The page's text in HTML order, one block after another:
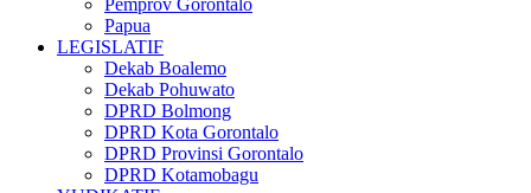
Papua
LEGISLATIF
Dekab Boalemo
Dekab Pohuwato
DPRD Bolmong
DPRD Kota Gorontalo
DPRD Provinsi Gorontalo
DPRD Kotamobagu